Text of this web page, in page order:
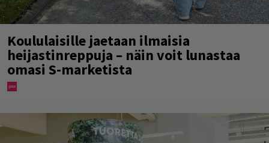
Koululaisille jaetaan ilmaisia
heijastinreppuja – näin voit lunastaa
omasi S-marketista